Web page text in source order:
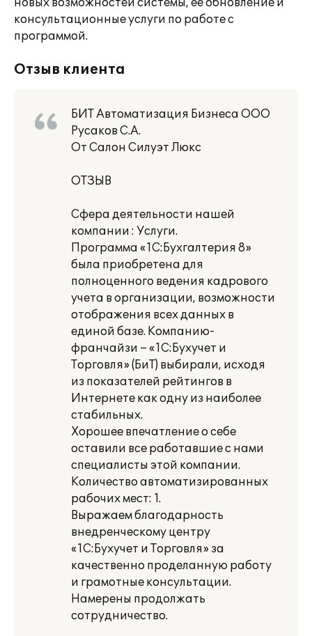
новых возможностей системы, её обновление и
консультационные услуги по работе с
программой.
Отзыв клиента
БИТ Автоматизация Бизнеса ООО
Русаков С.А.
От Салон Силуэт Люкс
ОТЗЫВ
Сфера деятельности нашей
компании : Услуги.
Программа «1С:Бухгалтерия 8»
была приобретена для
полноценного ведения кадрового
учета в организации, возможности
отображения всех данных в
единой базе. Компанию-
франчайзи – «1С:Бухучет и
Торговля» (БиТ) выбирали, исходя
из показателей рейтингов в
Интернете как одну из наиболее
стабильных.
Хорошее впечатление о себе
оставили все работавшие с нами
специалисты этой компании.
Количество автоматизированных
рабочих мест: 1.
Выражаем благодарность
внедренческому центру
«1С:Бухучет и Торговля» за
качественно проделанную работу
и грамотные консультации.
Намерены продолжать
сотрудничество.